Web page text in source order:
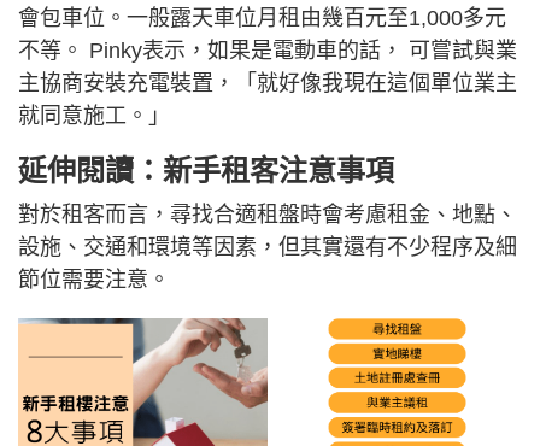
會包車位。一般露天車位月租由幾百元至1,000多元
不等。 Pinky表示，如果是電動車的話， 可嘗試與業
主協商安裝充電裝置，「就好像我現在這個單位業主
就同意施工。」
延伸閱讀：新手租客注意事項
對於租客而言，尋找合適租盤時會考慮租金、地點、
設施、交通和環境等因素，但其實還有不少程序及細
節位需要注意。